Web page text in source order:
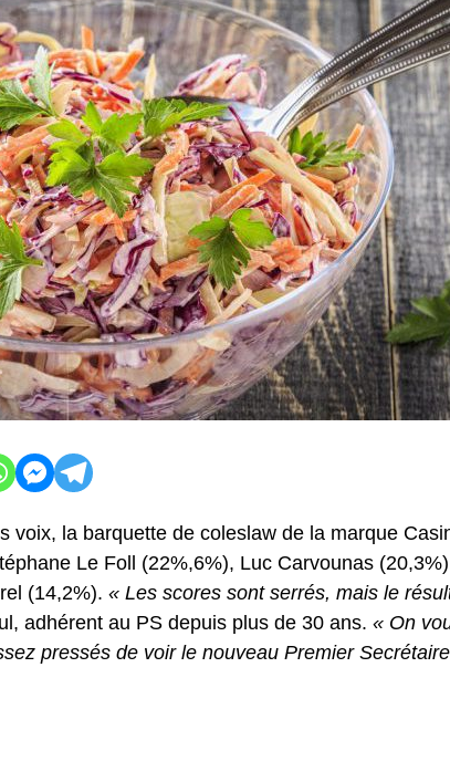
voix, la barquette de coleslaw de la marque
Le Foll (22%,6%), Luc Carvounas
(14,2%). « Les scores sont serrés, mais le
adhérent au PS depuis plus de 30 ans. « On
pressés de voir le nouveau Premier